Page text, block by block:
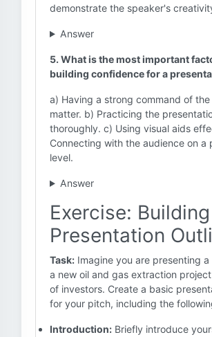
demonstrate the speaker's
Answer
5. What is the most important
building confidence for a
a) Having a strong command of
matter. b) Practicing the
thoroughly. c) Using visual aids
Connecting with the audience on a
level.
Answer
Exercise:
Presentation
Task: Imagine you are presenting
a new oil and gas extraction
of investors. Create a basic
for your pitch, including the
Introduction: Briefly introduce